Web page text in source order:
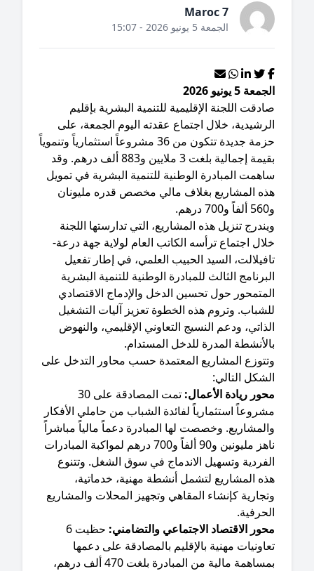
Maroc 7
الجمعة 5 يونيو 2026 - 15:07
اللجنة الإقليمية للتنمية البشرية بإقليم
خلال اجتماع عقدته اليوم الجمعة، على
حزمة جديدة تتكون من 36 مشروعاً استثمارياً وتنموياً
بقيمة إجمالية بلغت 3 ملايين و883 ألف درهم. وقد
المبادرة الوطنية للتنمية البشرية في تمويل
المشاريع بغلاف مالي مخصص قدره مليونان
تنزيل هذه المشاريع، التي تدارستها اللجنة
اجتماع ترأسه الكاتب العام لولاية جهة درعة-
السيد الحبيب العلمي، في إطار تفعيل
الثالث للمبادرة الوطنية للتنمية البشرية
حول تحسين الدخل والإدماج الاقتصادي
وتروم هذه الخطوة تعزيز آليات التشغيل
ودعم النسيج التعاوني الإقليمي، والنهوض
المدرة للدخل المستدام.
المشاريع المعتمدة حسب محاور التدخل على
التالي:
ريادة الأعمال:
تمت المصادقة على 30
استثمارياً لفائدة الشباب من حاملي الأفكار
وخصصت لها المبادرة دعماً مالياً مباشراً
ناهز مليونين و90 ألفاً و700 درهم لمواكبة المبادرات
وتسهيل الاندماج في سوق الشغل. وتتنوع
المشاريع لتشمل أنشطة مهنية، خدماتية،
كإنشاء المقاهي وتجهيز المحلات والمشاريع
الاقتصاد الاجتماعي والتضامني:
حظيت 6
مهنية بالإقليم بالمصادقة على دعمها
بمساهمة مالية من المبادرة بلغت 470 ألف درهم،